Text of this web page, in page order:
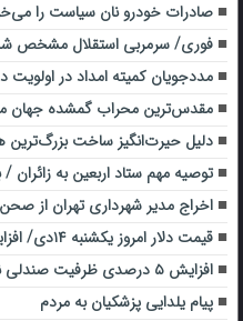
صادرات خودرو نان سیاست را
فوری/ سرمربی استقلال مشخص
مددجویان کمیته امداد در اولویت
مقدس‌ترین محراب گمشده
دلیل حیرت‌انگیز ساخت بزرگ‌ترین
توصیه مهم ستاد اربعین به زائران
اخراج مدیر شهرداری تهران از صحن
قیمت دلار امروز یکشنبه ۱۴دی/ افزایش قیمت + جدول
افزایش ۵ درصدی ظرفیت صندلی ناوگان اتوبوسرانی برون شهری
پیام یلدایی پزشکیان به مردم